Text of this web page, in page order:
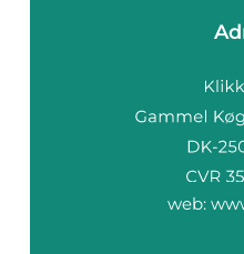
web: